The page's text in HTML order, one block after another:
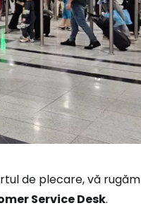
de plecare, vă rugăm
Service Desk.